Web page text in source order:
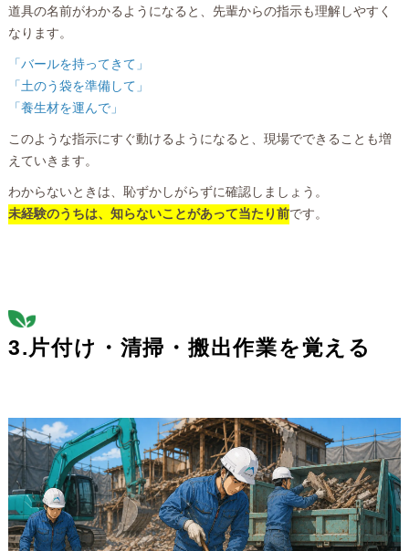
道具の名前がわかるようになると、先輩からの指示も理解しやすく
なります。
「バールを持ってきて」
「土のう袋を準備して」
「養生材を運んで」
このような指示にすぐ動けるようになると、現場でできることも増
えていきます。
わからないときは、恥ずかしがらずに確認しましょう。
未経験のうちは、知らないことがあって当たり前です。
3.片付け・清掃・搬出作業を覚える